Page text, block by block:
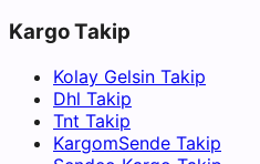
Kargo Takip
Kolay Gelsin Takip
Dhl Takip
Tnt Takip
KargomSende Takip